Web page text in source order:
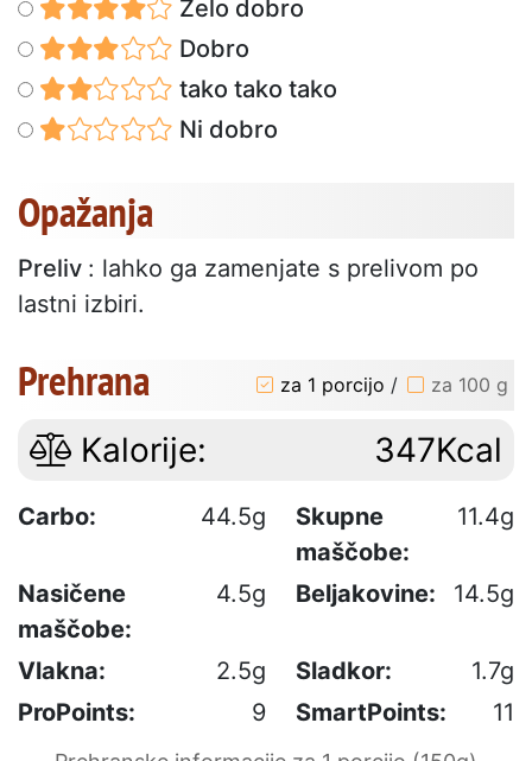
Zelo dobro
Dobro
tako tako tako
Ni dobro
Opažanja
Preliv : lahko ga zamenjate s prelivom po
lastni izbiri.
Prehrana za 1 porcijo / za 100 g
Kalorije: 347Kcal
Carbo: 44.5g
Skupne
maščobe:
11.4g
Nasičene
maščobe:
4.5g Beljakovine: 14.5g
Vlakna: 2.5g Sladkor:
1.7g
ProPoints:
9 SmartPoints: 11